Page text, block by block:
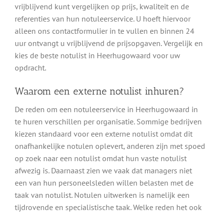
vrijblijvend kunt vergelijken op prijs, kwaliteit en de
referenties van hun notuleerservice. U hoeft hiervoor
alleen ons contactformulier in te vullen en binnen 24
uur ontvangt u vrijblijvend de prijsopgaven. Vergelijk en
kies de beste notulist in Heerhugowaard voor uw
opdracht.
Waarom een externe notulist inhuren?
De reden om een notuleerservice in Heerhugowaard in
te huren verschillen per organisatie. Sommige bedrijven
kiezen standaard voor een externe notulist omdat dit
onafhankelijke notulen oplevert, anderen zijn met spoed
op zoek naar een notulist omdat hun vaste notulist
afwezig is. Daarnaast zien we vaak dat managers niet
een van hun personeelsleden willen belasten met de
taak van notulist. Notulen uitwerken is namelijk een
tijdrovende en specialistische taak. Welke reden het ook